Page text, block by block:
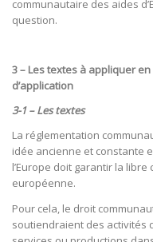
communautaire des aides
question.
3 – Les textes à appliquer en
d’application
3-1 – Les textes
La réglementation
idée ancienne et constante
l’Europe doit garantir la libre
européenne.
Pour cela, le droit
soutiendraient des activités